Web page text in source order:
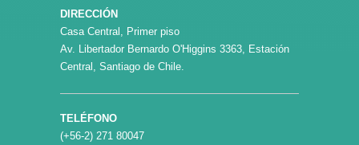
DIRECCIÓN
Casa Central, Primer piso
Av. Libertador Bernardo O'Higgins 3363, Estación
Central, Santiago de Chile.
TELÉFONO
(+56-2) 271 80047